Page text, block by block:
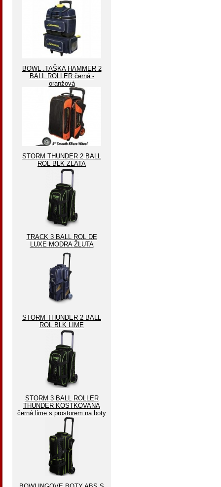
BOWL .TAŠKA HAMMER 2
BALL ROLLER černá -
oranžová
STORM THUNDER 2 BALL
ROL BLK ZLATA
TRACK 3 BALL ROL DE
LUXE MODRA ŽLUTA
STORM THUNDER 2 BALL
ROL BLK LIME
STORM 3 BALL ROLLER
THUNDER KOSTKOVANA
černá lime s prostorem na boty